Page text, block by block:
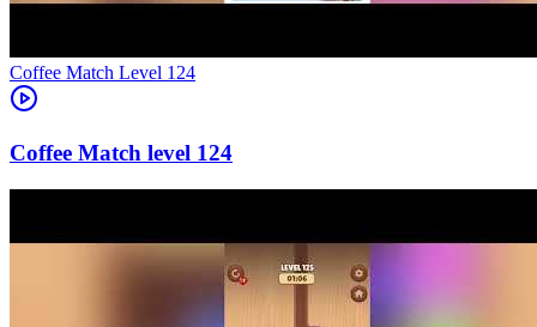
Level 124
124